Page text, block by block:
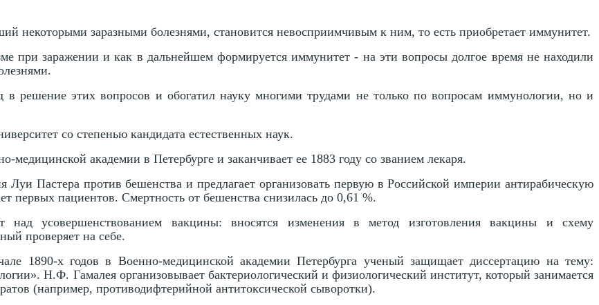
некоторыми заразными болезнями, становится невосприимчивым к ним, то есть приобретает иммунитет.
при заражении и как в дальнейшем формируется иммунитет - на эти вопросы долгое время не находили
решение этих вопросов и обогатил науку многими трудами не только по вопросам иммунологии, но и
со степенью кандидата естественных наук.
медицинской академии в Петербурге и заканчивает ее 1883 году со званием лекаря.
Пастера против бешенства и предлагает организовать первую в Российской империи антирабическую
первых пациентов. Смертность от бешенства снизилась до 0,61 %.
над усовершенствованием вакцины: вносятся изменения в метод изготовления вакцины и схему
проверяет на себе.
1890-х годов в Военно-медицинской академии Петербурга ученый защищает диссертацию на тему:
Н.Ф. Гамалея организовывает бактериологический и физиологический институт, который занимается
(например, противодифтерийной антитоксической сыворотки).